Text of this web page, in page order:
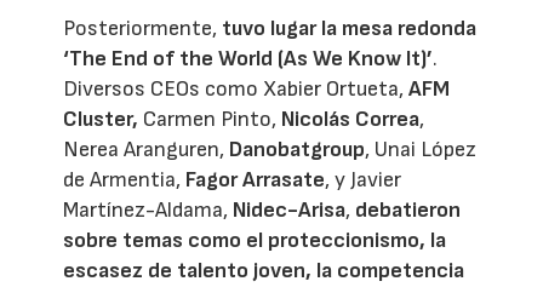
Posteriormente, tuvo lugar la mesa redonda
‘The End of the World (As We Know It)’.
Diversos CEOs como Xabier Ortueta,AFM
Cluster, Carmen Pinto, Nicolás Correa,
Nerea Aranguren, Danobatgroup, Unai López
de Armentia, Fagor Arrasate, y Javier
Martínez-Aldama, Nidec-Arisa, debatieron
sobre temas como el proteccionismo, la
escasez de talento joven, la competencia